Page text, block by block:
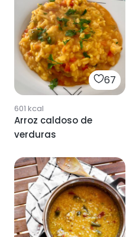
67
601 kcal
Arroz caldoso de
verduras